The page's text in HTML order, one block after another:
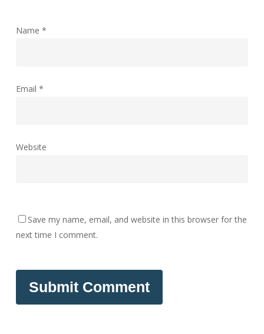
Name *
Email *
Website
Save my name, email, and website in this browser for the
next time I comment.